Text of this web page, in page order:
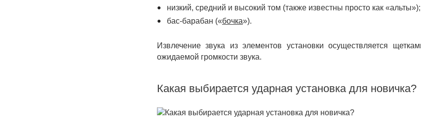
тарелки
(хай хет, крэш, райд ичайна— минимальный комплект);
низкий, средний и высокий том (также известны просто как «альты»);
Извлечение звука из элементов установки осуществляется